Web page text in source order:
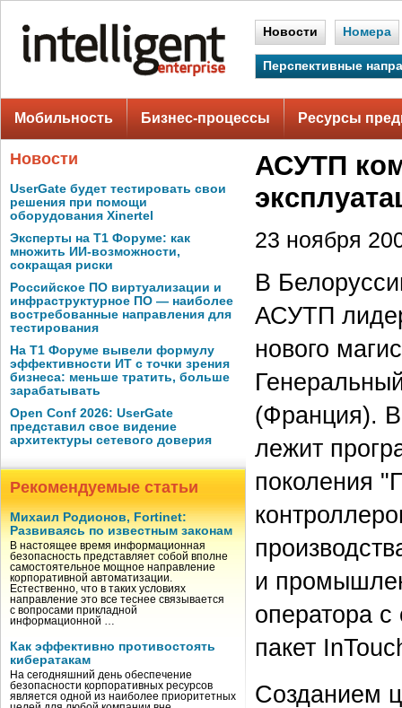
Новости Номера
Перспективные
Мобильность Бизнес-процессы Ресурсы
Новости
UserGate будет тестировать свои
решения при помощи
оборудования Xinertel
Эксперты на Т1 Форуме: как
множить ИИ-возможности,
сокращая риски
Российское ПО виртуализации и
инфраструктурное ПО — наиболее
востребованные направления для
тестирования
На Т1 Форуме вывели формулу
эффективности ИТ с точки зрения
бизнеса: меньше тратить, больше
зарабатывать
Open Conf 2026: UserGate
представил свое видение
архитектуры сетевого доверия
Рекомендуемые статьи
Михаил Родионов, Fortinet:
Развиваясь по известным законам
В настоящее время информационная
безопасность представляет собой вполне
самостоятельное мощное направление
корпоративной автоматизации.
Естественно, что в таких условиях
направление это все теснее связывается
с вопросами прикладной
информационной …
Как эффективно противостоять
кибератакам
На сегодняшний день обеспечение
безопасности корпоративных ресурсов
является одной из наиболее приоритетных
АСУТП
23 ноября
В
АСУТП
нового
(Франция). В
лежит
поколения
и
оператора
пакет
Созданием